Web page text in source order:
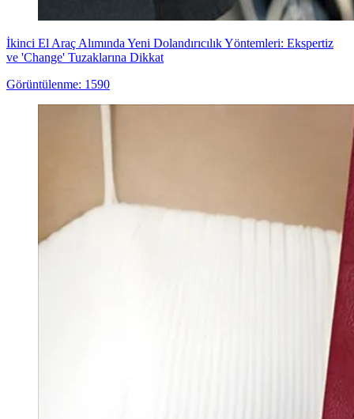
İkinci El Araç Alımında Yeni Dolandırıcılık Yöntemleri: Ekspertiz
ve 'Change' Tuzaklarına Dikkat
Görüntülenme: 1590